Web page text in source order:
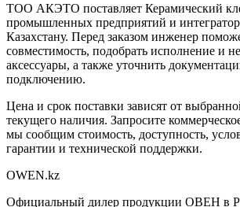
ТОО АКЭТО поставляет Керамический
промышленных предприятий и
Казахстану. Перед заказом инженер
совместимость, подобрать исполнение и
аксессуары, а также уточнить
подключению.
Цена и срок поставки зависят от
текущего наличия. Запросите
мы сообщим стоимость, доступность,
гарантии и технической поддержки.
OWEN.kz
Официальный дилер продукции ОВЕН в